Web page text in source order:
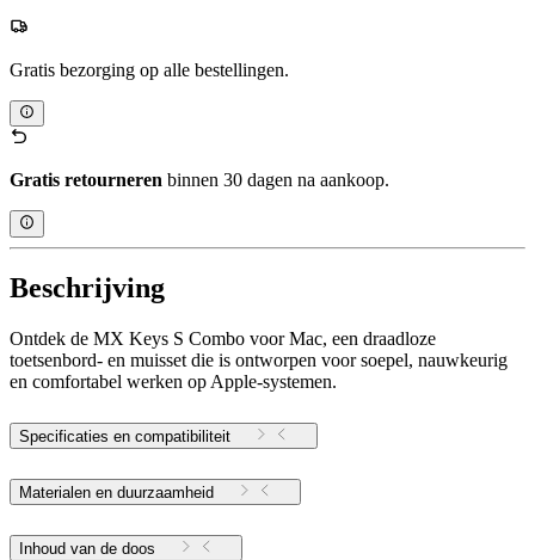
Gratis bezorging op alle bestellingen.
Gratis retourneren binnen 30 dagen na aankoop.
Beschrijving
Ontdek de MX Keys S Combo voor Mac, een draadloze
toetsenbord- en muisset die is ontworpen voor soepel, nauwkeurig
en comfortabel werken op Apple-systemen.
Specificaties en compatibiliteit
Materialen en duurzaamheid
Inhoud van de doos